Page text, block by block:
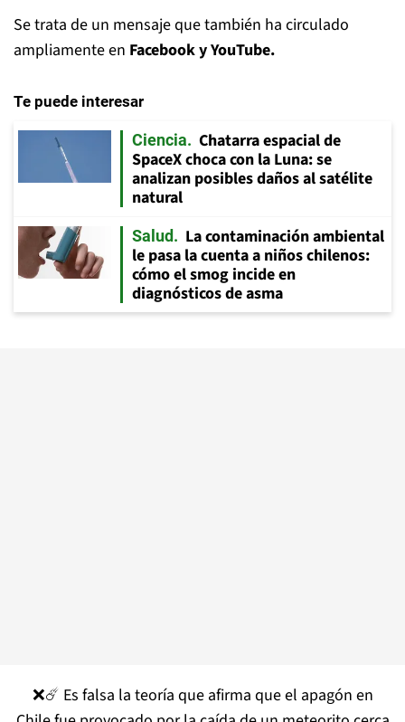
Se trata de un mensaje que también ha circulado
ampliamente en Facebook y YouTube.
Te puede interesar
Ciencia
Chatarra espacial de
SpaceX choca con la Luna: se
analizan posibles daños al satélite
natural
Salud
La contaminación ambiental
le pasa la cuenta a niños chilenos:
cómo el smog incide en
diagnósticos de asma
❌☄️ Es falsa la teoría que afirma que el apagón en